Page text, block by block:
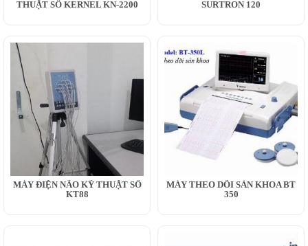
THUẬT SỐ KERNEL KN-2200
SURTRON 120
MÁY ĐIỆN NÃO KỸ THUẬT SỐ
KT88
MÁY THEO DÕI SẢN KHOA BT
350